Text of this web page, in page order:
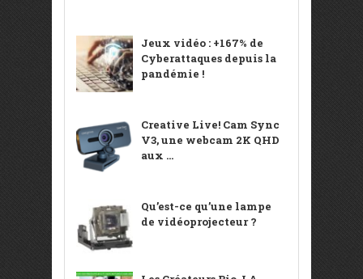
Jeux vidéo : +167% de
Cyberattaques depuis la
pandémie !
Creative Live! Cam Sync
V3, une webcam 2K QHD
aux ...
Qu’est-ce qu’une lampe
de vidéoprojecteur ?